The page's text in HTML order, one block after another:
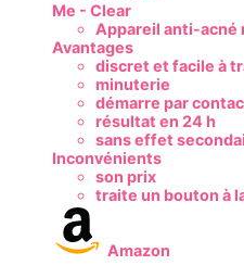
Me - Clear
Appareil anti-acné
Avantages
discret et facile à
minuterie
démarre par
résultat en 24 h
sans effet
Inconvénients
son prix
traite un bouton à
Amazon